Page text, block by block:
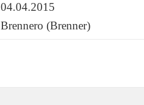
04.04.2015
Brennero (Brenner)